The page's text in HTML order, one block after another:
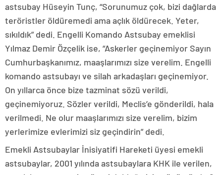
astsubay Hüseyin Tunç, “Sorunumuz çok, bizi dağlarda
teröristler öldüremedi ama açlık öldürecek. Yeter,
sıkıldık” dedi. Engelli Komando Astsubay emeklisi
Yılmaz Demir Özçelik ise, “Askerler geçinemiyor Sayın
Cumhurbaşkanımız, maaşlarımızı size verelim. Engelli
komando astsubayı ve silah arkadaşları geçinemiyor.
On yıllarca önce bize tazminat sözü verildi,
geçinemiyoruz. Sözler verildi, Meclis’e gönderildi, hala
verilmedi. Ne olur maaşlarımızı size verelim, bizim
yerlerimize evlerimizi siz geçindirin” dedi.
Emekli Astsubaylar İnisiyatifi Hareketi üyesi emekli
astsubaylar, 2001 yılında astsubaylara KHK ile verilen,